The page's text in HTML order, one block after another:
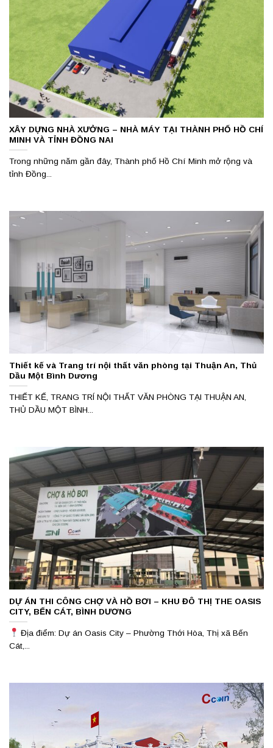
XÂY DỰNG NHÀ XƯỞNG – NHÀ MÁY TẠI THÀNH PHỐ HỒ CHÍ
MINH VÀ TỈNH ĐỒNG NAI
Trong những năm gần đây, Thành phố Hồ Chí Minh mở rộng và
tỉnh Đồng...
Thiết kế và Trang trí nội thất văn phòng tại Thuận An, Thủ
Dầu Một Bình Dương
THIẾT KẾ, TRANG TRÍ NỘI THẤT VĂN PHÒNG TẠI THUẬN AN,
THỦ DẦU MỘT BÌNH...
DỰ ÁN THI CÔNG CHỢ VÀ HỒ BƠI – KHU ĐÔ THỊ THE OASIS
CITY, BẾN CÁT, BÌNH DƯƠNG
Địa điểm: Dự án Oasis City – Phường Thới Hòa, Thị xã Bến
Cát,...